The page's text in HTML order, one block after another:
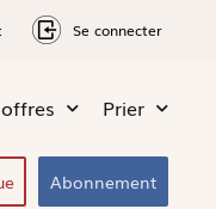
Se connecter
Prier
Abonnement